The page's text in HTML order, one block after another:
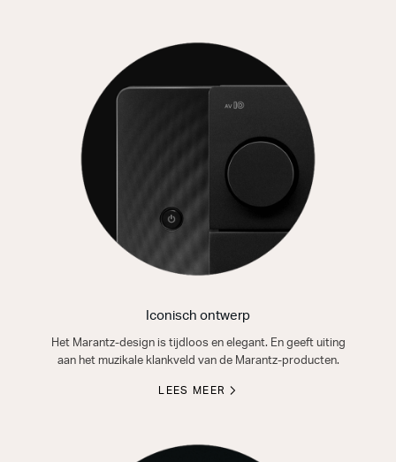
Iconisch ontwerp
Het Marantz-design is tijdloos en elegant. En geeft uiting
aan het muzikale klankveld van de Marantz-producten.
LEES MEER